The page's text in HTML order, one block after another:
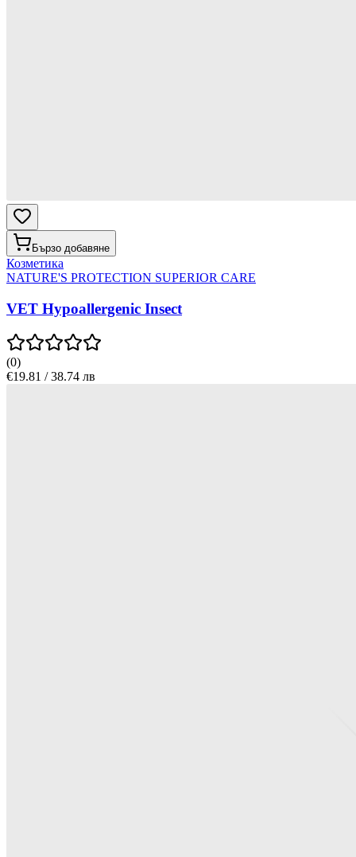
Бързо добавяне
Козметика
NATURE'S PROTECTION SUPERIOR CARE
VET Hypoallergenic Insect
(0)
€19.81 / 38.74 лв